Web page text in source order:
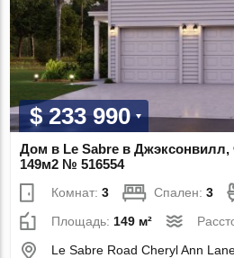
$ 233 990
Дом в Le Sabre в
149м2 № 516554
Комнат:3 Спален:3
Площадь: 149 м²
Le Sabre Road Cheryl Ann